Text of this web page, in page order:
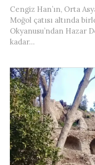
Cengiz Han’ın, Orta
Moğol çatısı altında
Okyanusu’ndan Hazar
kadar...